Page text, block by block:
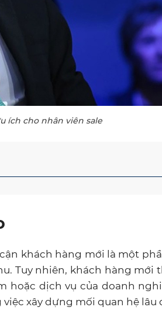
ích cho nhân viên sale
khách hàng mới là một
Tuy nhiên, khách hàng mới
hoặc dịch vụ của doanh
xây dựng mối quan hệ lâu